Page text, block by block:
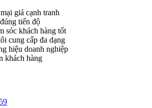
giá cạnh tranh
tiến độ
sóc khách hàng tốt
cung cấp đa dạng
hiệu doanh nghiệp
khách hàng